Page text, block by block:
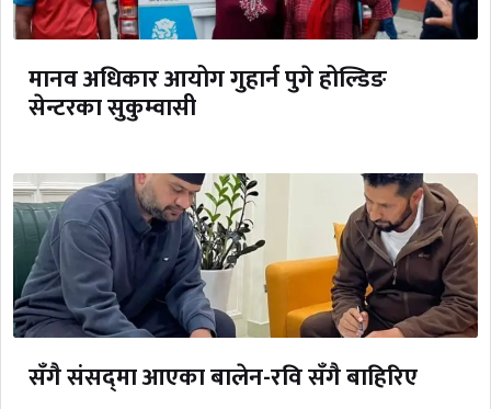
मानव अधिकार आयोग गुहार्न पुगे होल्डिङ
सेन्टरका सुकुम्वासी
सँगै संसद्‌मा आएका बालेन-रवि सँगै बाहिरिए